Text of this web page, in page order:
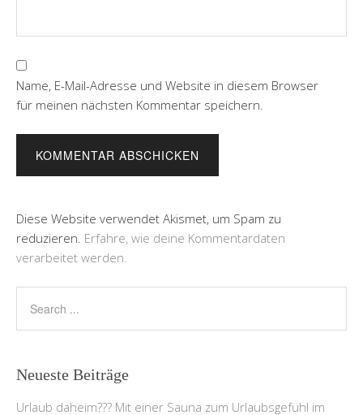
Name, E-Mail-Adresse und Website in diesem Browser
für meinen nächsten Kommentar speichern.
Diese Website verwendet Akismet, um Spam zu
reduzieren. Erfahre, wie deine Kommentardaten
verarbeitet werden.
Neueste Beiträge
Urlaub daheim??? Mit einer Sauna zum Urlaubsgefühl im